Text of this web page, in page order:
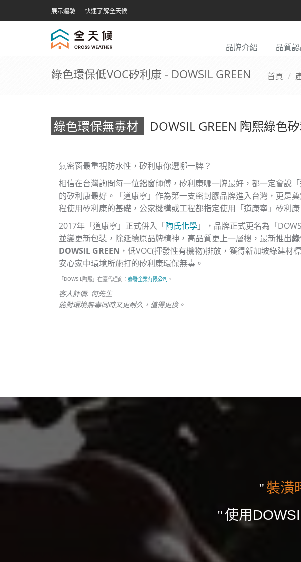
展示體驗 快速了解全天候
品牌介紹 品質
綠色環保低VOC矽利康 - DOWSIL GREEN 首頁
綠色環保無毒材 DOWSIL GREEN 陶熙綠色
氣密窗最重視防水性，矽利康你選哪一牌？
相信在台灣詢問每一位鋁窗師傅，矽利康哪一牌最好，都一定會說「
的矽利康最好。「道康寧」作為第一支密封膠品牌進入台灣，更是
程使用矽利康的基礎，公家機構或工程都指定使用「道康寧」矽利康
2017年「道康寧」正式併入「陶氏化學」，品牌正式更名為「
並變更新包裝，除延續原品牌精神，高品質更上一層樓，最新推出
DOWSIL GREEN ，低VOC(揮發性有機物)排放，獲得新加坡綠建材
安心家中環境所施打的矽利康環保無毒。
「DOWSIL陶熙」在臺代理商： 泰聯企業有限公司 。
客人評價: 何先生
能對環境無毒同時又更耐久，值得更換。
裝潢
使用